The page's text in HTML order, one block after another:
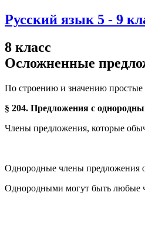
Русский язык 5 - 9
8 класс
Осложненные
По строению и значению
§ 204. Предложения с
Члены предложения, которые
Однородные члены предложения
Однородными могут быть любые